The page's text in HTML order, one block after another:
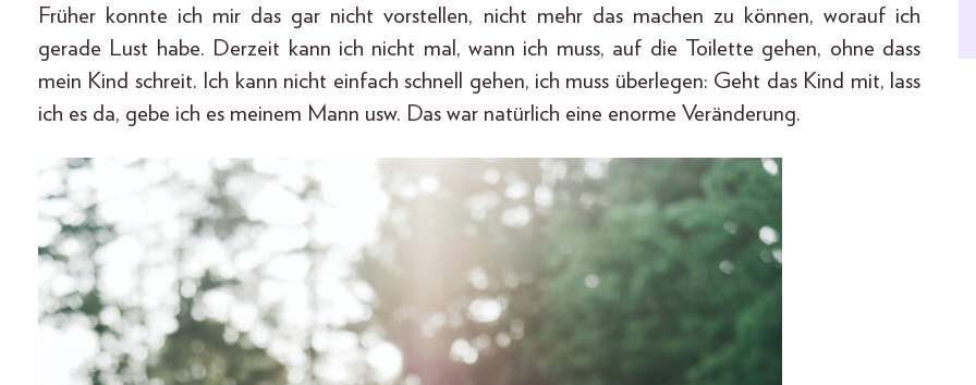
Früher konnte ich mir das gar nicht vorstellen, nicht mehr das machen zu können, worauf ich
gerade Lust habe. Derzeit kann ich nicht mal, wann ich muss, auf die Toilette gehen, ohne dass
mein Kind schreit. Ich kann nicht einfach schnell gehen, ich muss überlegen: Geht das Kind mit, lass
ich es da, gebe ich es meinem Mann usw. Das war natürlich eine enorme Veränderung.